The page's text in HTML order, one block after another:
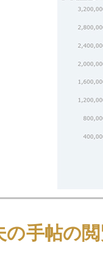
央銀行（ＥＣＢ）
財政規律を緩め、
より、巨額の流動性
の手帖の